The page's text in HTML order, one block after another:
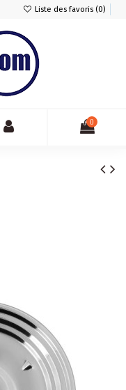
Liste des favoris (0)
0